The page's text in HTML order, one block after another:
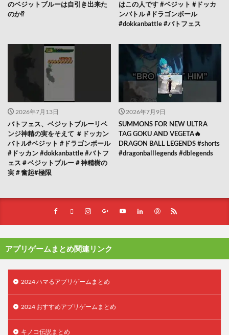
のベジットブルーは自引き出来た
のか⁉️
はこの人です #ベジット #ドッカ
ンバトル #ドラゴンボール
#dokkanbattle #バトフェス
2026年7月13日
バトフェス、ベジットブルーリベ
ンジ神精の実をそえて ＃ドッカン
バトル#ベジット #ドラゴンボール
#ドッカン #dokkanbattle #バトフ
ェス＃ベジットブルー＃神精樹の
実＃奮起#極限
2026年7月9日
SUMMONS FOR NEW ULTRA
TAG GOKU AND VEGETA🔥
DRAGON BALL LEGENDS #shorts
#dragonballlegends #dblegends
アプリゲームまとめ関連リンク
2024 ハマるアプリゲームまとめ
2024 おすすめアプリゲームまとめ
キノコ伝説まとめ